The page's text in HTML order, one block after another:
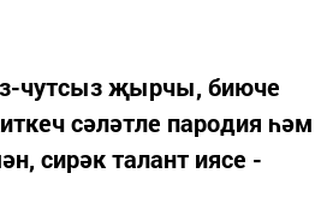
чутсыз җырчы, биюче
сәләтле пародия һәм
сирәк талант иясе -